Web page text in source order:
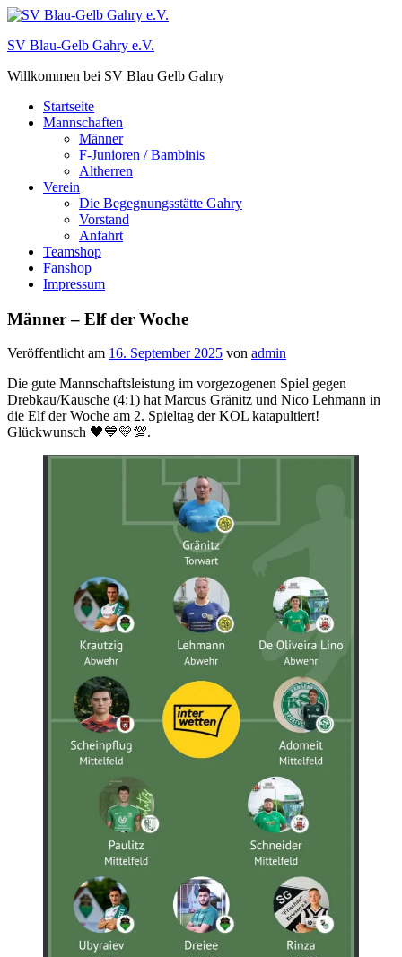
Zum
springen
SV Blau-Gelb Gahry e.V.
Willkommen bei SV Blau Gelb Gahry
Startseite
Mannschaften
Männer
F-Junioren / Bambinis
Altherren
Verein
Die Begegnungsstätte Gahry
Vorstand
Anfahrt
Teamshop
Fanshop
Impressum
Männer – Elf der Woche
Veröffentlicht am 16. September 2025 von admin
Die gute Mannschaftsleistung im vorgezogenen Spiel gegen
Drebkau/Kausche (4:1) hat Marcus Gränitz und Nico Lehmann in
die Elf der Woche am 2. Spieltag der KOL katapultiert!
Glückwunsch 🖤💙💛💯.